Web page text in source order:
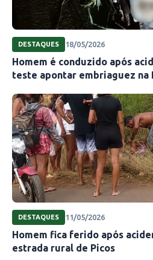
DESTAQUES 18/05/2026
Homem é conduzido após
teste apontar embriaguez na
DESTAQUES 11/05/2026
Homem fica ferido após
estrada rural de Picos